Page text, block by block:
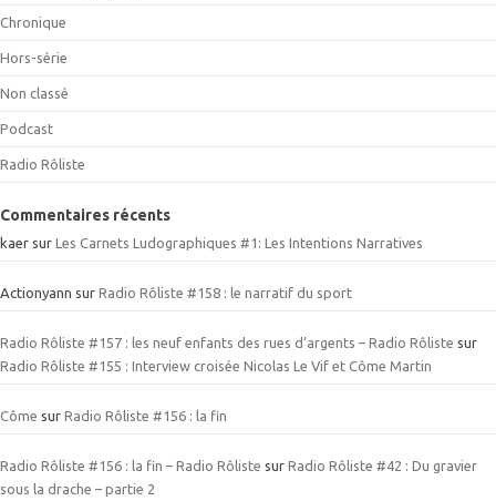
Chronique
Hors-série
Non classé
Podcast
Radio Rôliste
Commentaires récents
kaer sur Les Carnets Ludographiques #1: Les Intentions Narratives
Actionyann sur Radio Rôliste #158 : le narratif du sport
Radio Rôliste #157 : les neuf enfants des rues d’argents – Radio Rôliste sur
Radio Rôliste #155 : Interview croisée Nicolas Le Vif et Côme Martin
Côme sur Radio Rôliste #156 : la fin
Radio Rôliste #156 : la fin – Radio Rôliste sur Radio Rôliste #42 : Du gravier
sous la drache – partie 2